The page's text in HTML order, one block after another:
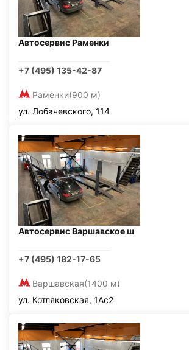
Автосервис Раменки
+7 (495) 135-42-87
Раменки(900 м)
ул. Лобачевского, 114
Автосервис Варшавское ш
+7 (495) 182-17-65
Варшавская(1400 м)
ул. Котляковская, 1Ас2